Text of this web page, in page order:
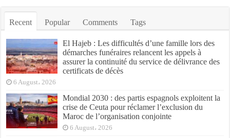
Recent Popular Comments Tags
El Hajeb : Les difficultés d’une famille lors des
démarches funéraires relancent les appels à
assurer la continuité du service de délivrance des
certificats de décès
6 August، 2026
Mondial 2030 : des partis espagnols exploitent la
crise de Ceuta pour réclamer l’exclusion du
Maroc de l’organisation conjointe
6 August، 2026